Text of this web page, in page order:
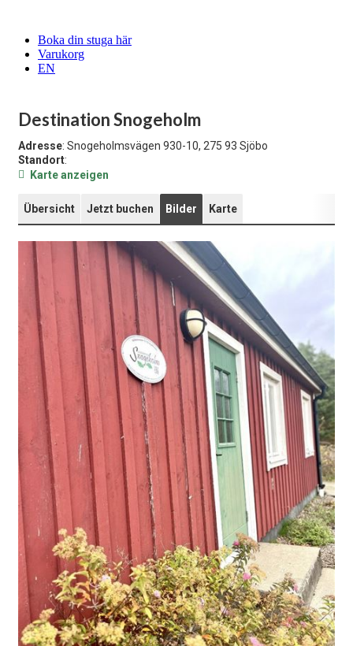
Boka din stuga här
Varukorg
EN
Destination Snogeholm
Adresse: Snogeholmsvägen 930-10, 275 93 Sjöbo
Standort:
Karte anzeigen
Übersicht Jetzt buchen Bilder Karte